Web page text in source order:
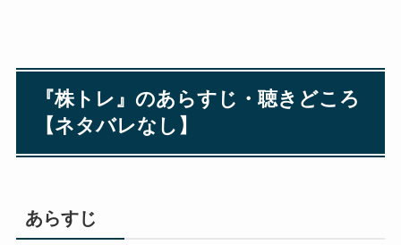
『株トレ』のあらすじ・聴きどころ
【ネタバレなし】
あらすじ